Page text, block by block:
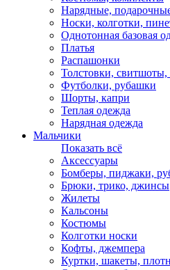
Нарядные,
Носки, колготки,
Однотонная базовая
Платья
Распашонки
Толстовки,
Футболки, рубашки
Шорты, капри
Теплая одежда
Нарядная одежда
Мальчики
Показать всё
Аксессуары
Бомберы, пиджаки,
Брюки, трико, джинсы
Жилеты
Кальсоны
Костюмы
Колготки носки
Кофты, джемпера
Куртки, шакеты,